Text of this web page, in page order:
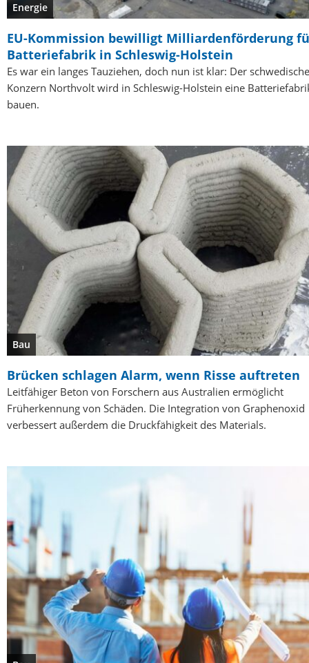
Energie
EU-Kommission bewilligt Milliardenförderung
Batteriefabrik in Schleswig-Holstein
Es war ein langes Tauziehen, doch nun ist klar: Der schwedische
Konzern Northvolt wird in Schleswig-Holstein eine
bauen.
Bau
Brücken schlagen Alarm, wenn Risse auftreten
Leitfähiger Beton von Forschern aus Australien ermöglicht
Früherkennung von Schäden. Die Integration von Graphenoxid
verbessert außerdem die Druckfähigkeit des Materials.